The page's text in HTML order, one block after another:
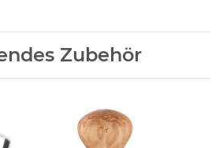
Zubehör